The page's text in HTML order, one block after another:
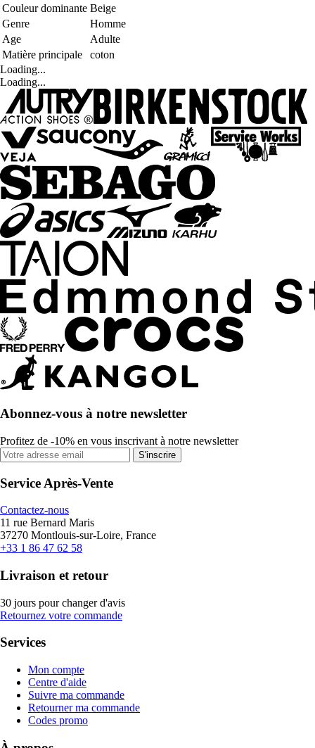
Couleur dominante Beige
Genre
Homme
Age
Adulte
Matière principale
coton
Loading...
Loading...
Abonnez-vous à notre newsletter
Profitez de -10% en vous inscrivant à notre newsletter
S'inscrire
Service Après-Vente
Contactez-nous
11 rue Bernard Maris
37270 Montlouis-sur-Loire, France
+33 1 86 47 62 58
Livraison et retour
30 jours pour changer d'avis
Retournez votre commande
Services
Mon compte
Centre d'aide
Suivre ma commande
Retourner ma commande
Codes promo